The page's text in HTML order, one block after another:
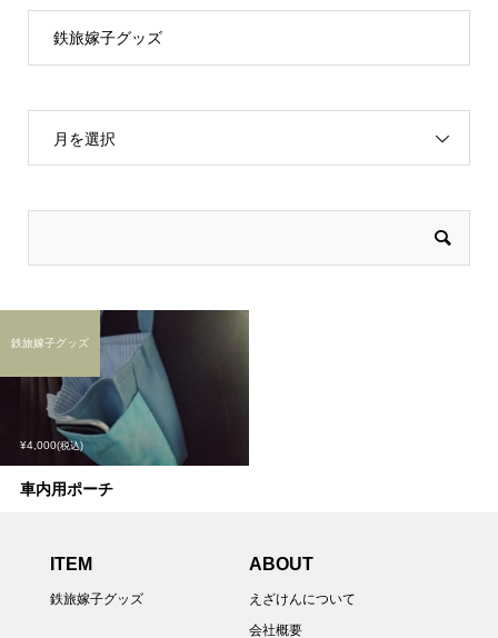
鉄旅嫁子グッズ
月を選択
¥4,000(税込)
車内用ポーチ
鉄旅嫁子グッズ
ITEM
鉄旅嫁子グッズ
ABOUT
えざけんについて
会社概要